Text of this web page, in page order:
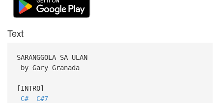
Text
SARANGGOLA SA ULAN
by Gary Granada
[INTRO]
C#
C#7